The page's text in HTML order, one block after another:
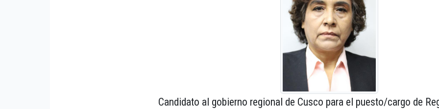
Candidato al gobierno regional de Cusco para el puesto/cargo de